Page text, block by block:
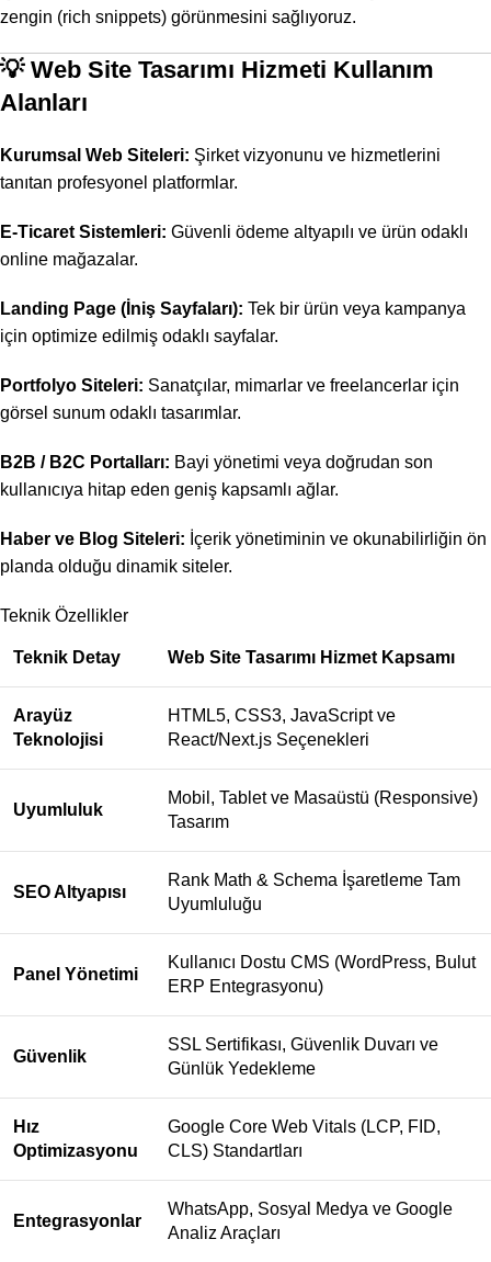
zengin (rich snippets) görünmesini sağlıyoruz.
💡 Web Site Tasarımı Hizmeti Kullanım
Alanları
Kurumsal Web Siteleri: Şirket vizyonunu ve hizmetlerini
tanıtan profesyonel platformlar.
E-Ticaret Sistemleri: Güvenli ödeme altyapılı ve ürün odaklı
online mağazalar.
Landing Page (İniş Sayfaları): Tek bir ürün veya kampanya
için optimize edilmiş odaklı sayfalar.
Portfolyo Siteleri: Sanatçılar, mimarlar ve freelancerlar için
görsel sunum odaklı tasarımlar.
B2B / B2C Portalları: Bayi yönetimi veya doğrudan son
kullanıcıya hitap eden geniş kapsamlı ağlar.
Haber ve Blog Siteleri: İçerik yönetiminin ve okunabilirliğin ön
planda olduğu dinamik siteler.
Teknik Özellikler
Teknik Detay Web Site Tasarımı Hizmet Kapsamı
Arayüz
Teknolojisi
HTML5, CSS3, JavaScript ve
React/Next.js Seçenekleri
Uyumluluk
Mobil, Tablet ve Masaüstü (Responsive)
Tasarım
SEO Altyapısı
Rank Math & Schema İşaretleme Tam
Uyumluluğu
Panel Yönetimi
Kullanıcı Dostu CMS (WordPress, Bulut
ERP Entegrasyonu)
Güvenlik
SSL Sertifikası, Güvenlik Duvarı ve
Günlük Yedekleme
Hız
Optimizasyonu
Google Core Web Vitals (LCP, FID,
CLS) Standartları
Entegrasyonlar
WhatsApp, Sosyal Medya ve Google
Analiz Araçları